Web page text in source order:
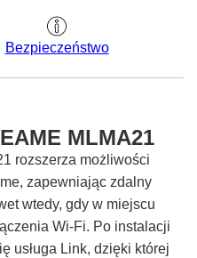
Bezpieczeństwo
MLMA21
rozszerza możliwości
zapewniając zdalny
wtedy, gdy w miejscu
Wi-Fi. Po instalacji
usługa Link, dzięki której